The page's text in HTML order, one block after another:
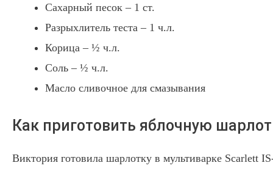
Сахарный песок – 1 ст.
Разрыхлитель теста – 1 ч.л.
Корица – ½ ч.л.
Соль – ½ ч.л.
Масло сливочное для смазывания
Как приготовить яблочную
Виктория готовила шарлотку в мультиварке Scarlett